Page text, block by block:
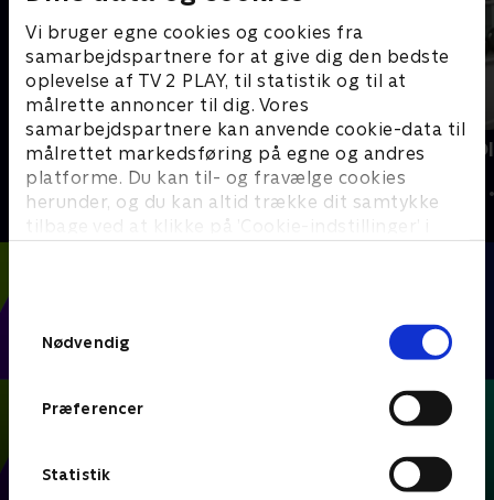
Vi bruger egne cookies og cookies fra
samarbejdspartnere for at give dig den bedste
oplevelse af TV 2 PLAY, til statistik og til at
målrette annoncer til dig. Vores
samarbejdspartnere kan anvende cookie-data til
målrettet markedsføring på egne og andres
platforme. Du kan til- og fravælge cookies
herunder, og du kan altid trække dit samtykke
tilbage ved at klikke på ’Cookie-indstillinger’ i
Nødvendig
Præferencer
Statistik
Tirsdagstrænerne
Fodbold
Kristoffer
kamp
2024 • Fodbold